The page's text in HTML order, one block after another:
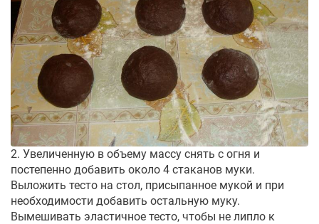
2. Увеличенную в объему массу снять с огня и
постепенно добавить около 4 стаканов муки.
Выложить тесто на стол, присыпанное мукой и при
необходимости добавить остальную муку.
Вымешивать эластичное тесто, чтобы не липло к